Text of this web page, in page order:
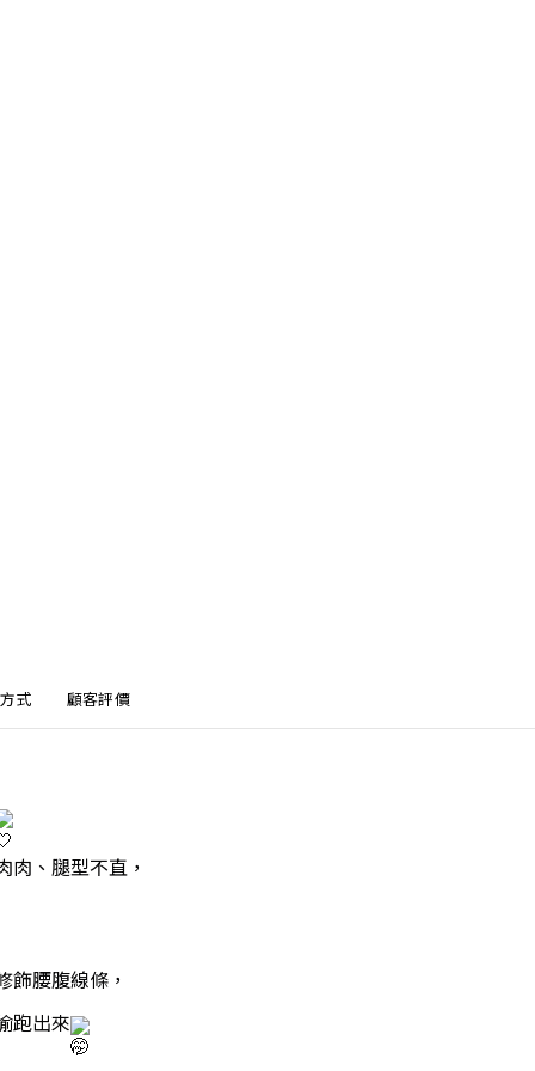
式 顧客評價
肉、腿型不直，
飾腰腹線條，
跑出來